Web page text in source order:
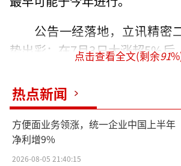
公告一经落地，立讯精密
势出彩；在7月3日大涨超5%后
值得注意的是，对于立讯
春、王来胜来说，此次公司港
众多意义。
点击查看全文(剩余91
热点新闻
方便面业务领涨，统一企业中国上半年
净利增9%
2026-08-05 21:40:15